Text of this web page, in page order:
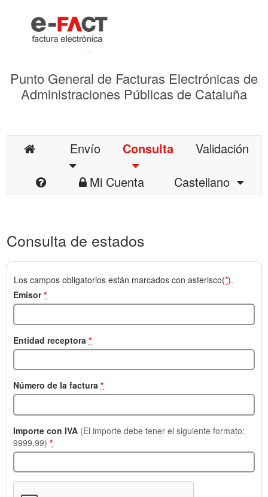
Punto General de Facturas Electrónicas de
Administraciones Públicas de Cataluña
Envío Consulta
Validación
Mi Cuenta
Castellano
Consulta de estados
Los campos obligatorios están marcados con asterisco(*).
Emisor*
Entidad receptora *
Número de la factura *
Importe con IVA (El importe debe tener el siguiente formato:
9999,99) *